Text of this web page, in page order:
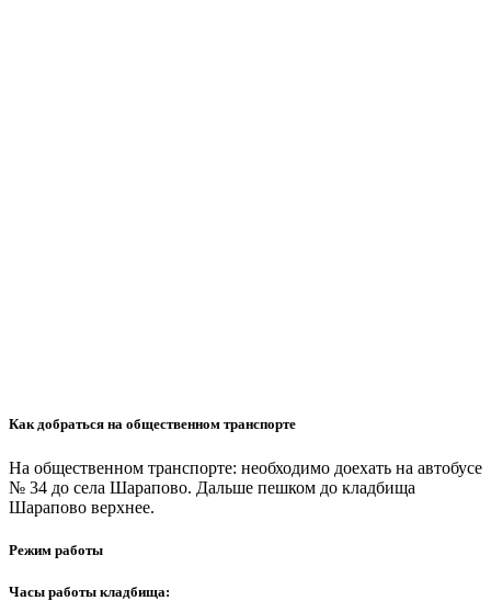
Как добраться на общественном транспорте
На общественном транспорте: необходимо доехать на автобусе
№ 34 до села Шарапово. Дальше пешком до кладбища
Шарапово верхнее.
Режим работы
Часы работы кладбища: